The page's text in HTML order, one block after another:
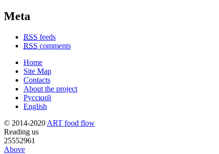
Meta
RSS feeds
RSS comments
Home
Site Map
Contacts
About the project
Русский
English
© 2014-2020 ART food flow
Reading us
25552961
Above